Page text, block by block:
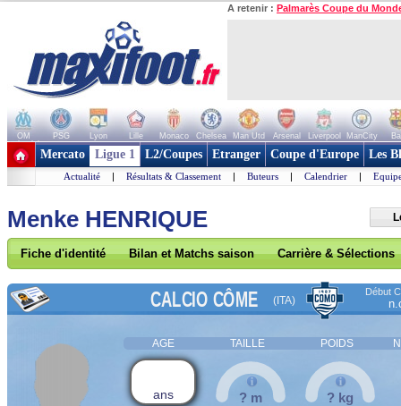
A retenir : Palmarès Coupe du
OM PSG Lyon Lille Monaco Chelsea Man Utd Arsenal Liverpool ManCity
+ de clubs
Mercato Ligue 1 L2/Coupes Etranger Coupe d'Europe Les
Actualité | Résultats & Classement | Buteurs | Calendrier |
Menke HENRIQUE
Fiche d'identité Bilan et Matchs saison Carrière & Sélections
CALCIO CÔME (ITA)
Début
AGE TAILLE POIDS
ans ? m ? kg